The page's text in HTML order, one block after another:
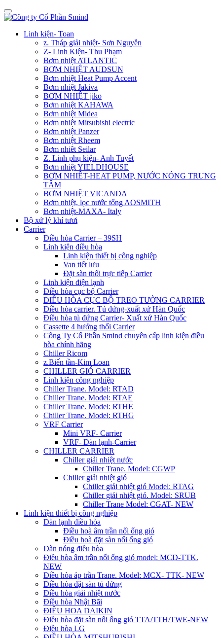
Linh kiện- Toan
z. Tháp giải nhiệt- Sơn Nguyễn
Z- Linh Kiện- Thu Phạm
Bơm nhiệt ATLANTIC
BƠM NHIỆT AUDSUN
Bơm nhiệt Heat Pump Accent
Bơm nhiệt Jakiva
BƠM NHIỆT jiko
Bơm nhiệt KAHAWA
Bơm nhiệt Midea
Bơm nhiệt Mitsubishi electric
Bơm nhiệt Panzer
Bơm nhiệt Rheem
Bơm nhiêt Seilar
Z. Linh phụ kiện- Anh Tuyết
Bơm nhiệt YIELDHOUSE
BƠM NHIÊT-HEAT PUMP, NƯỚC NÓNG TRUNG
TÂM
BƠM NHIỆT VICANDA
Bơm nhiệt, lọc nước tổng AOSMITH
Bơm nhiệt-MAXA- Italy
Bộ xử lý khí tươi
Carrier
Điều hòa Carrier – 39SH
Linh kiện điều hòa
Linh kiện thiết bị công nghiệp
Van tiết lưu
Đặt sàn thổi trực tiếp Carrier
Linh kiện điện lạnh
Điều hòa cục bộ Carrier
ĐIỀU HÒA CỤC BỘ TREO TƯỜNG CARRIER
Điều hòa carrier. Tủ đứng-xuất xứ Hàn Quốc
Điều hòa tủ đứng Carrier- Xuất xứ Hàn Quốc
Cassette 4 hướng thổi Carrier
Công Ty Cổ Phần Smind chuyên cấp linh kiện điều
hòa chính hãng
Chiller Ricom
z.Biến tần-Kim Loan
CHILLER GIÓ CARRIER
Linh kiện công nghiệp
Chiller Trane. Model: RTAD
Chiller Trane. Model: RTAE
Chiller Trane. Model: RTHE
Chiller Trane. Model: RTHG
VRF Carrier
Mini VRF- Carrier
VRF- Dàn lạnh-Carrier
CHILLER CARRIER
Chiller giải nhiệt nước
Chiller Trane. Model: CGWP
Chiller giải nhiệt gió
Chiller giải nhiệt gió Model: RTAG
Chiller giải nhiệt gió. Model: SRUB
Chiller Trane Model: CGAT- NEW
Linh kiện thiết bị công nghiệp
Dàn lạnh điều hòa
Điều hoà âm trần nối ống gió
Điều hoà đặt sàn nối ống gió
Dàn nóng điều hòa
Điều hòa âm trần nối ống gió model: MCD-TTK.
NEW
Điều hòa áp trần Trane. Model: MCX- TTK- NEW
Điều hòa đặt sàn tủ đứng
Điều hòa giải nhiệt nước
Điều hòa Nhật Bãi
ĐIÊU HOA DAIKIN
Điều hòa đặt sàn nối ống gió TTA/TTH/TWE-NEW
Điều hòa LG